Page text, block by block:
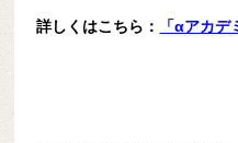
詳しくはこちら： 「αアカ